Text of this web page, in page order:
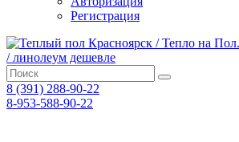
Регистрация
8 (391) 288-90-22
8-953-588-90-22